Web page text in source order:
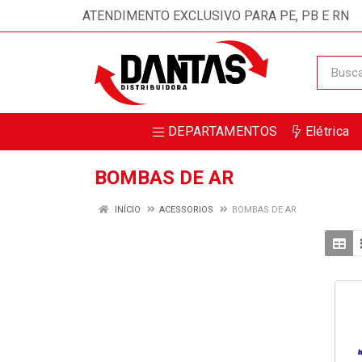
ATENDIMENTO EXCLUSIVO PARA PE, PB E RN
DEPARTAMENTOS Elétrica
BOMBAS DE AR
INÍCIO ACESSORIOS BOMBAS DE AR